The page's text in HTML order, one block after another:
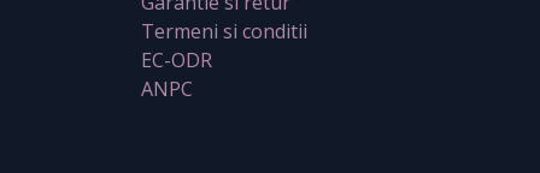
Termeni si conditii
EC-ODR
ANPC